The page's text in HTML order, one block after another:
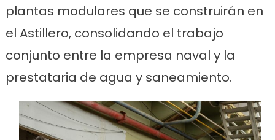
plantas modulares que se construirán en
el Astillero, consolidando el trabajo
conjunto entre la empresa naval y la
prestataria de agua y saneamiento.